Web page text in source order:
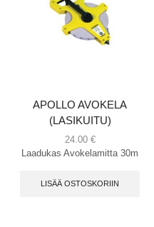
APOLLO AVOKELA
(LASIKUITU)
24.00 €
Laadukas Avokelamitta 30m
LISÄÄ OSTOSKORIIN